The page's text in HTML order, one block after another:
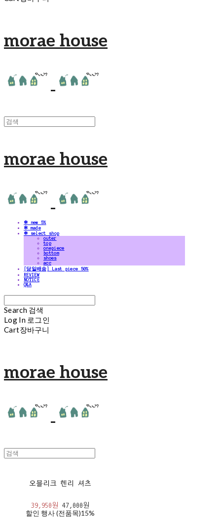
morae house
morae house
✻ new 5%
✻ made
✻ select shop
outer
top
onepiece
bottom
shoes
acc
[당일배송] Last piece 50%
REVIEW
NOTICE
Q&A
Search 검색
Log In 로그인
Cart장바구니
morae house
오블리크 헨리 셔츠
39,950원 47,000원
할인 행사 (전품목)15%